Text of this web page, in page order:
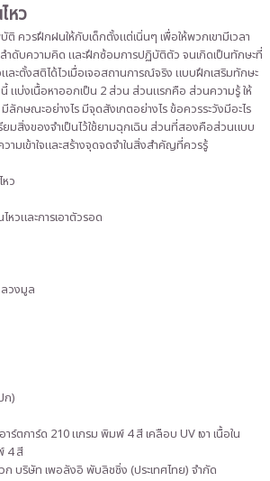
หว
ควรฝึกฝนให้กับเด็กตั้งแต่เนิ่นๆ เพื่อให้พวกเขามีเวลา
ำดับความคิด และฝึกซ้อมการปฏิบัติตัว จนเกิดเป็นทักษะที่
ละตั้งสติได้ไวเมื่อเจอสถานการณ์จริง แบบฝึกเสริมทักษะ
แบ่งเนื้อหาออกเป็น 2 ส่วน ส่วนแรกคือ ส่วนความรู้ ให้
ลักษณะอย่างไร มีจุดสังเกตอย่างไร ข้อควรระวังมีอะไร
มสิ่งของจำเป็นไว้ใช้ยามฉุกเฉิน ส่วนที่สองคือส่วนแบบ
มเข้าใจและสร้างจุดจดจำในสิ่งสำคัญที่ควรรู้
ว
หวและการเอาตัวรอด
วงมูล
ก)
ร์ตการ์ด 210 แกรม พิมพ์ 4 สี เคลือบ UV เงา เนื้อใน
4 สี
บริษัท เพอลังอิ พับลิชชิ่ง (ประเทศไทย) จำกัด